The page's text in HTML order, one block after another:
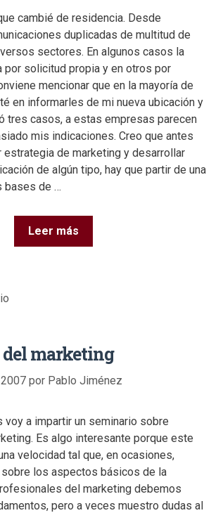
cambié de residencia. Desde
duplicadas de multitud de
sectores. En algunos casos la
por solicitud propia y en otros por
mencionar que en la mayoría de
en informarles de mi nueva ubicación y
tres casos, a estas empresas parecen
mis indicaciones. Creo que antes
estrategia de marketing y desarrollar
de algún tipo, hay que partir de una
bases de …
Leer más
marketing
por Pablo Jiménez
voy a impartir un seminario sobre
Es algo interesante porque este
velocidad tal que, en ocasiones,
los aspectos básicos de la
del marketing debemos
pero a veces muestro dudas al